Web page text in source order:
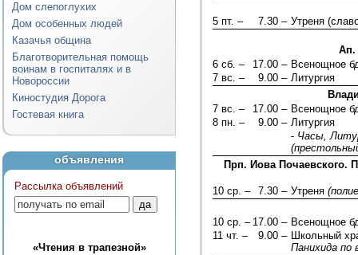
Дом слепоглухих
Дом особенных людей
Казачья община
Благотворительная помощь
воинам в госпиталях и в
Новороссии
Киностудия Дорога
Гостевая книга
объявления
Рассылка объявлений
«Чтения в трапезной»
5 пт. – 7.30 – Утреня
Ап.
6 сб. –
17.00 – Всенощное
7 вс. –
9.00 – Литургия
7 вс. –
17.00 – Всенощное
8 пн. –
9.00 – Литургия
- Часы,
Прп. Иова Почаевского.
10 ср. – 7.30 – Утреня
10 ср. – 17.00 – Всенощное
11 чт. –
9.00 – Школьный
Панихида по